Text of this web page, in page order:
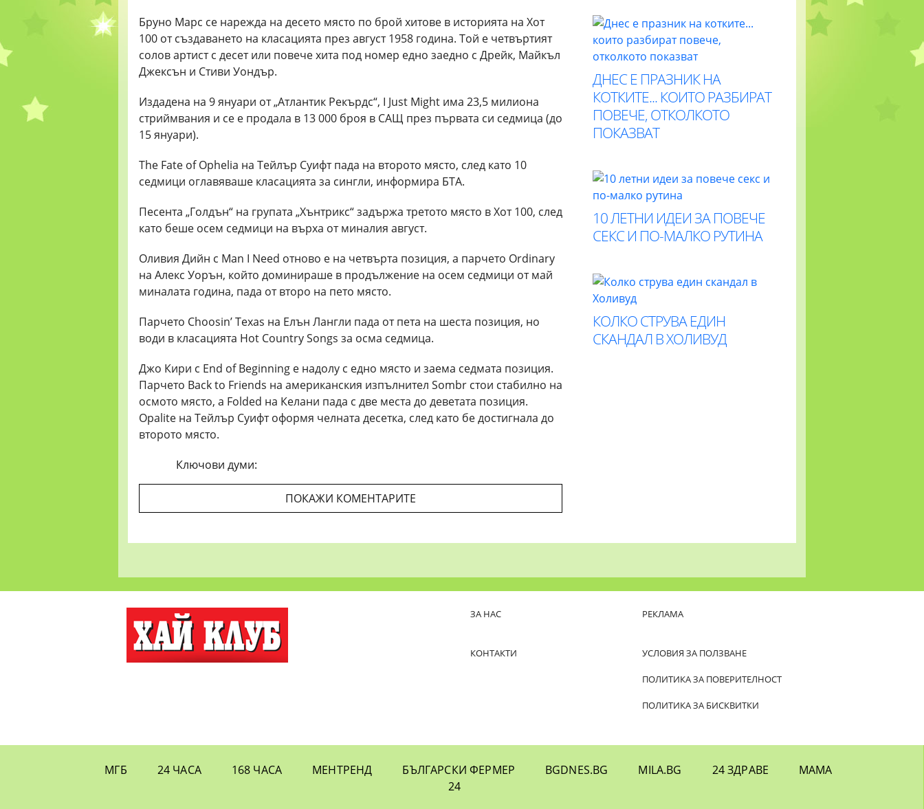
Бруно Марс се нарежда на десето място по брой хитове в историята на Хот
100 от създаването на класацията през август 1958 година. Той е четвъртият
солов артист с десет или повече хита под номер едно заедно с Дрейк, Майкъл
Джексън и Стиви Уондър.
Издадена на 9 януари от „Атлантик Рекърдс“, I Just Might има 23,5 милиона
стриймвания и се е продала в 13 000 броя в САЩ през първата си седмица (до
15 януари).
The Fate of Ophelia на Тейлър Суифт пада на второто място, след като 10
седмици оглавяваше класацията за сингли, информира БТА.
Песента „Голдън“ на групата „Хънтрикс“ задържа третото място в Хот 100, след
като беше осем седмици на върха от миналия август.
Оливия Дийн с Man I Need отново е на четвърта позиция, а парчето Ordinary
на Алекс Уорън, който доминираше в продължение на осем седмици от май
миналата година, пада от второ на пето място.
Парчето Choosin’ Texas на Елън Лангли пада от пета на шеста позиция, но
води в класацията Hot Country Songs за осма седмица.
Джо Кири с End of Beginning е надолу с едно място и заема седмата позиция.
Парчето Back to Friends на американския изпълнител Sombr стои стабилно на
осмото място, а Folded на Келани пада с две места до деветата позиция.
Opalite на Тейлър Суифт оформя челната десетка, след като бе достигнала до
второто място.
Ключови думи:
ПОКАЖИ КОМЕНТАРИТЕ
ДНЕС Е ПРАЗНИК НА
КОТКИТЕ... КОИТО РАЗБИРАТ
ПОВЕЧЕ, ОТКОЛКОТО
ПОКАЗВАТ
10 ЛЕТНИ ИДЕИ ЗА ПОВЕЧЕ
СЕКС И ПО-МАЛКО РУТИНА
КОЛКО СТРУВА ЕДИН
СКАНДАЛ В ХОЛИВУД
ЗА НАС
КОНТАКТИ
РЕКЛАМА
УСЛОВИЯ ЗА ПОЛЗВАНЕ
ПОЛИТИКА ЗА ПОВЕРИТЕЛНОСТ
ПОЛИТИКА ЗА БИСКВИТКИ
МГБ 24 ЧАСА 168 ЧАСА МЕНТРЕНД БЪЛГАРСКИ ФЕРМЕР BGDNES.BG MILA.BG 24 ЗДРАВЕ
МАМА
24